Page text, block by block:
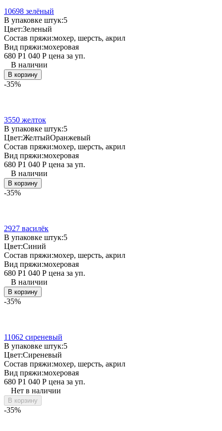
10698 зелёный
В упаковке штук:5
Цвет:Зеленый
Состав пряжи:мохер, шерсть, акрил
Вид пряжи:мохеровая
680 Р1 040 Р цена за уп.
В наличии
В корзину
-35%
3550 желток
В упаковке штук:5
Цвет:ЖелтыйОранжевый
Состав пряжи:мохер, шерсть, акрил
Вид пряжи:мохеровая
680 Р1 040 Р цена за уп.
В наличии
В корзину
-35%
2927 василёк
В упаковке штук:5
Цвет:Синий
Состав пряжи:мохер, шерсть, акрил
Вид пряжи:мохеровая
680 Р1 040 Р цена за уп.
В наличии
В корзину
-35%
11062 сиреневый
В упаковке штук:5
Цвет:Сиреневый
Состав пряжи:мохер, шерсть, акрил
Вид пряжи:мохеровая
680 Р1 040 Р цена за уп.
Нет в наличии
В корзину
-35%